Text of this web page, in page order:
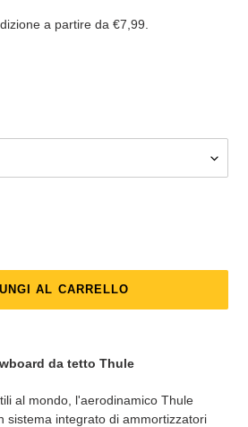
a partire da €7,99.
AL CARRELLO
da tetto Thule
al mondo, l'aerodinamico Thule
sistema integrato di ammortizzatori